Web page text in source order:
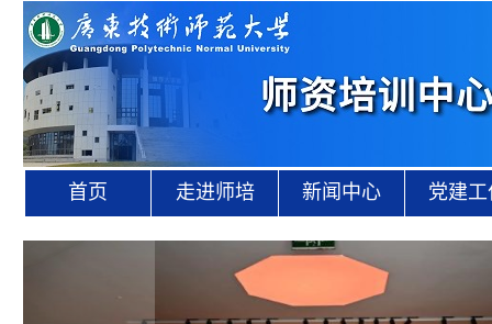
首页 走进师培 新闻中心 党建工